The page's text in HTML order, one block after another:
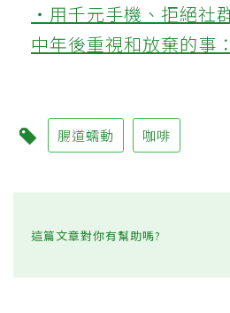
‧用千元手機、拒絕社
中年後重視和放棄的事
腸道蠕動 咖啡
這篇文章對你有幫助嗎?